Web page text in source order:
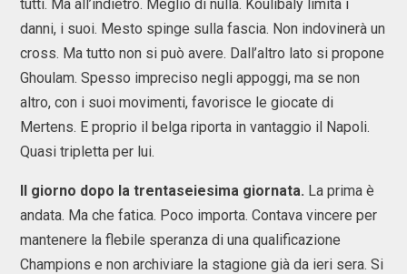
tutti. Ma all’indietro. Meglio di nulla. Koulibaly limita i
danni, i suoi. Mesto spinge sulla fascia. Non indovinerà un
cross. Ma tutto non si può avere. Dall’altro lato si propone
Ghoulam. Spesso impreciso negli appoggi, ma se non
altro, con i suoi movimenti, favorisce le giocate di
Mertens. E proprio il belga riporta in vantaggio il Napoli.
Quasi tripletta per lui.
Il giorno dopo la trentaseiesima giornata. La prima è
andata. Ma che fatica. Poco importa. Contava vincere per
mantenere la flebile speranza di una qualificazione
Champions e non archiviare la stagione già da ieri sera. Si